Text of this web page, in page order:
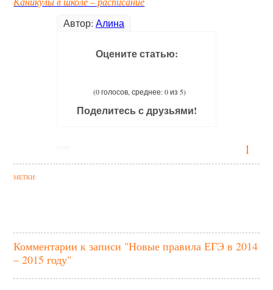
1
Автор: Алина
Оцените статью:
(0 голосов, среднее: 0 из 5)
Поделитесь с друзьями!
МЕТКИ:
Комментарии к записи "Новые правила ЕГЭ в 2014
– 2015 году"